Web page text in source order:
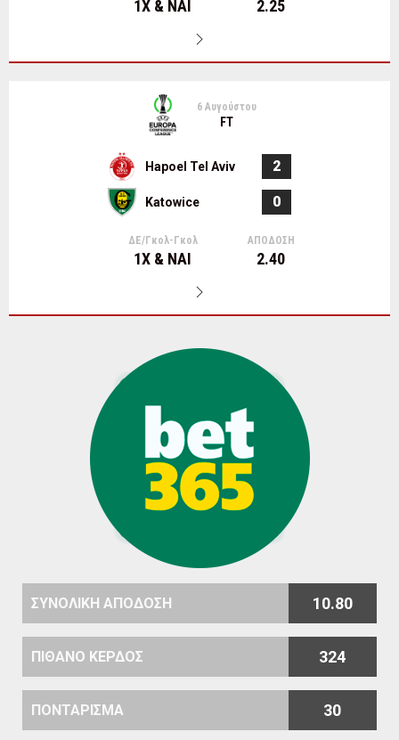
1Χ & ΝΑΙ 2.25
6 Αυγούστου
FT
Hapoel Tel Aviv
Katowice
2
0
ΔΕ/Γκολ-Γκολ
1Χ & ΝΑΙ
ΑΠΟΔΟΣΗ
2.40
ΣΥΝΟΛΙΚΗ ΑΠΟΔΟΣΗ 10.80
ΠΙΘΑΝΟ ΚΕΡΔΟΣ 324
ΠΟΝΤΑΡΙΣΜΑ 30